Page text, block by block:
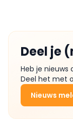
Deel je
Heb je nieuws
Deel het met
Nieuws